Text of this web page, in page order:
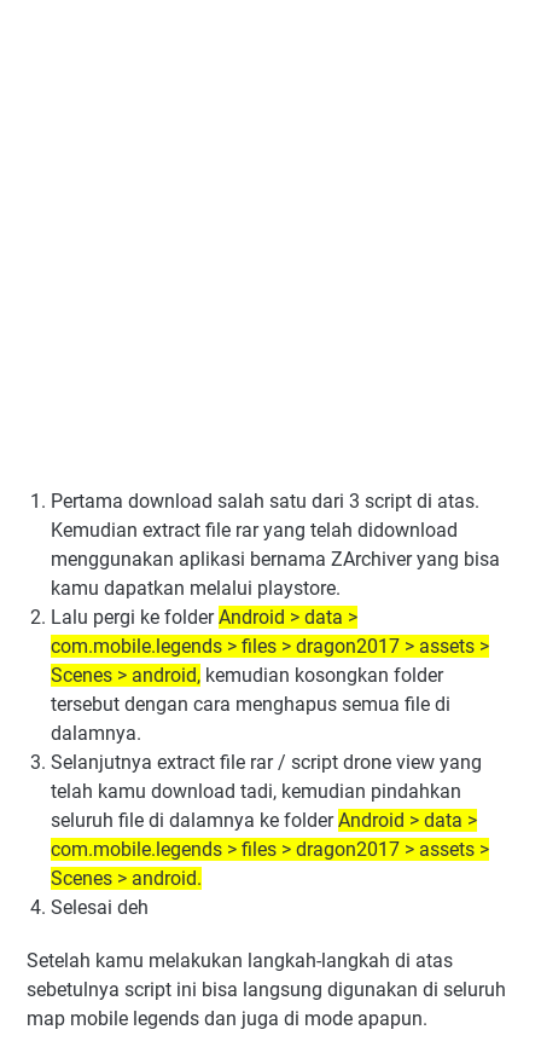
Pertama download salah satu dari 3 script di atas.
Kemudian extract file rar yang telah didownload
menggunakan aplikasi bernama ZArchiver yang bisa
kamu dapatkan melalui playstore.
Lalu pergi ke folderAndroid > data >
com.mobile.legends > files > dragon2017 > assets >
Scenes > android, kemudian kosongkan folder
tersebut dengan cara menghapus semua file di
dalamnya.
Selanjutnya extract file rar / script drone view yang
telah kamu download tadi, kemudian pindahkan
seluruh file di dalamnya ke folderAndroid > data >
com.mobile.legends > files > dragon2017 > assets >
Scenes > android.
Selesai deh
Setelah kamu melakukan langkah-langkah di atas
sebetulnya script ini bisa langsung digunakan di seluruh
map mobile legends dan juga di mode apapun.